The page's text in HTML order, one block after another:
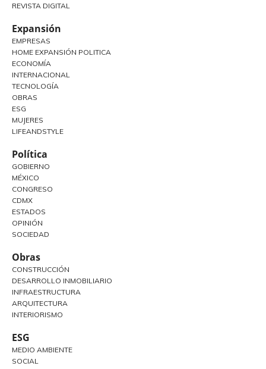
REVISTA DIGITAL
Expansión
EMPRESAS
HOME EXPANSIÓN POLITICA
ECONOMÍA
INTERNACIONAL
TECNOLOGÍA
OBRAS
ESG
MUJERES
LIFEANDSTYLE
Política
GOBIERNO
MÉXICO
CONGRESO
CDMX
ESTADOS
OPINIÓN
SOCIEDAD
Obras
CONSTRUCCIÓN
DESARROLLO INMOBILIARIO
INFRAESTRUCTURA
ARQUITECTURA
INTERIORISMO
ESG
MEDIO AMBIENTE
SOCIAL